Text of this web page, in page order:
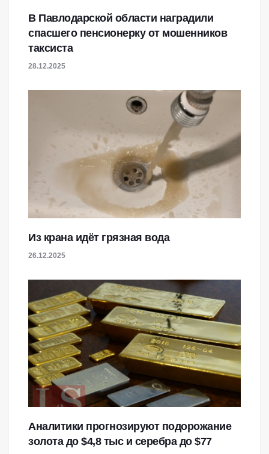
В Павлодарской области наградили
спасшего пенсионерку от мошенников
таксиста
28.12.2025
Из крана идёт грязная вода
26.12.2025
Аналитики прогнозируют подорожание
золота до $4,8 тыс и серебра до $77